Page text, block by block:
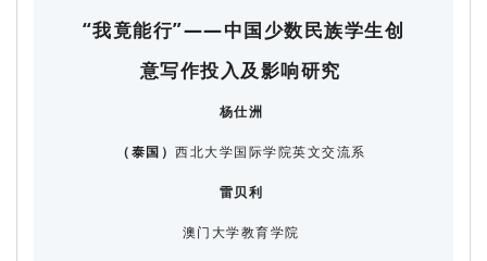
“我竟能行”——中国少数民族学生创
意写作投入及影响研究
杨仕洲
（泰国） 西北大学国际学院英文交流系
雷贝利
澳门大学教育学院